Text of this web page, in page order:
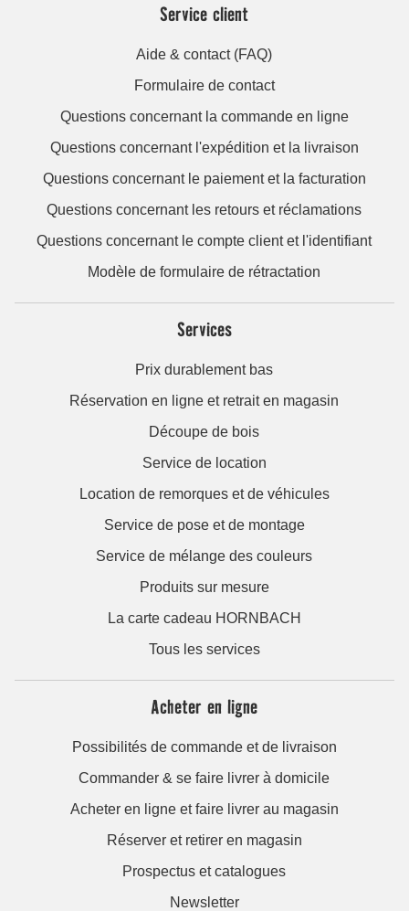
Service client
Aide & contact (FAQ)
Formulaire de contact
Questions concernant la commande en ligne
Questions concernant l'expédition et la livraison
Questions concernant le paiement et la facturation
Questions concernant les retours et réclamations
Questions concernant le compte client et l'identifiant
Modèle de formulaire de rétractation
Services
Prix durablement bas
Réservation en ligne et retrait en magasin
Découpe de bois
Service de location
Location de remorques et de véhicules
Service de pose et de montage
Service de mélange des couleurs
Produits sur mesure
La carte cadeau HORNBACH
Tous les services
Acheter en ligne
Possibilités de commande et de livraison
Commander & se faire livrer à domicile
Acheter en ligne et faire livrer au magasin
Réserver et retirer en magasin
Prospectus et catalogues
Newsletter